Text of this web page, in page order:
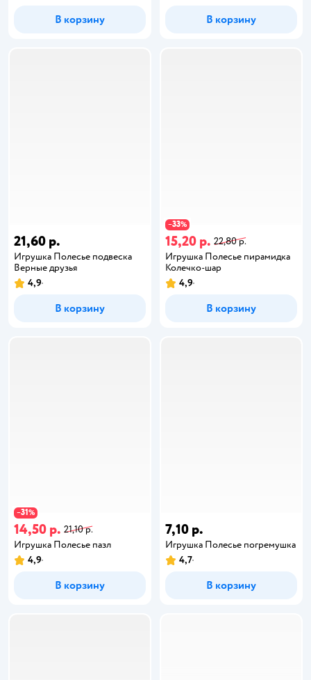
В корзину В корзину
21,60 р.
Игрушка Полесье подвеска
Верные друзья
4,9
В корзину
−33%
15,20 р. 22,80 р.
Игрушка Полесье пирамидка
Колечко-шар
4,9
В корзину
−31%
14,50 р. 21,10 р.
Игрушка Полесье пазл
4,9
В корзину
7,10 р.
Игрушка Полесье погремушка
4,7
В корзину